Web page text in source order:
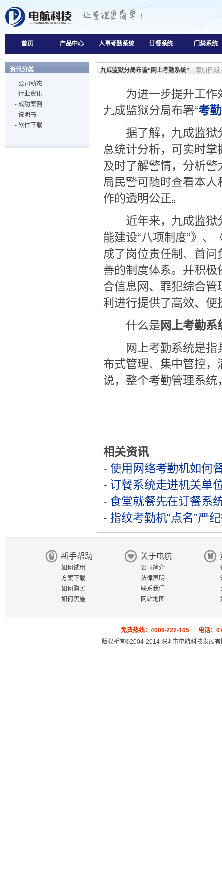
首页 产品中心 人事考勤系统 订餐系统 门禁系统
资讯分类
- 公司动态
- 行业资讯
- 成功案例
- 说明书
- 软件下载
九成监狱分局布署“网上考勤系统” 添加日期
为进一步提升工作效
九成监狱分局布署“考勤
据了解，九成监狱分
总统计分析，可实时
及时了解警情，分析
局民警可随时查看本
作的透明公正。
近年来，九成监狱分
能建设“八项制度”》
成了岗位责任制、首
善的制度体系。并积
合信息网、罪犯综合管
利进行提供了高效、便
什么是网上考勤系
网上考勤系统是指具
布式管理、集中管控
说，整个考勤管理系
相关资讯
- 使用网络考勤机如何
- 订餐系统走进机关单
- 食堂就餐先在订餐系
- 指纹考勤机“点名”严
新手帮助
如何试用
方案下载
如何购买
如何实施
关于电航
公司简介
法律声明
联系我们
网站地图
免费热线：4008-222-105 电话：
版权所有©2004-2014 深圳市电航科技发展